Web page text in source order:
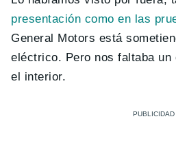
presentación como en las
General Motors está
eléctrico. Pero nos faltaba un
el interior.